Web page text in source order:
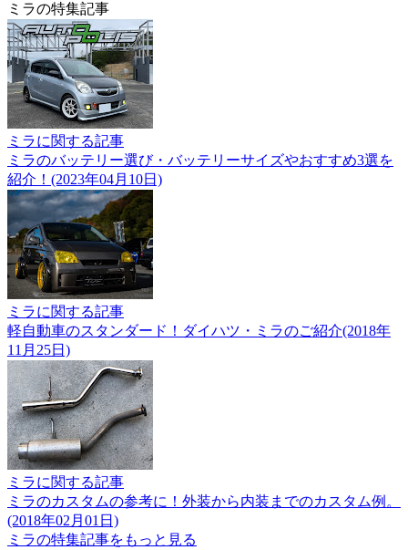
ミラの特集記事
ミラに関する記事
ミラのバッテリー選び・バッテリーサイズやおすすめ3選を
紹介！(2023年04月10日)
ミラに関する記事
軽自動車のスタンダード！ダイハツ・ミラのご紹介(2018年
11月25日)
ミラに関する記事
ミラのカスタムの参考に！外装から内装までのカスタム例。
(2018年02月01日)
ミラの特集記事をもっと見る